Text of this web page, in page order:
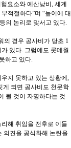
요소와 예산낭비 , 세계
부적절하다”며 “높이에 대
의 논리로 맞서고 있다.
의 경우 공사비가 당초 1
가 있다. 그럼에도 롯데월
하고 있다.
지 못하고 있는 상황에 ,
게 되면 공사비도 천문학
될 것이 자명하다는 것
해 취임을 전후로 이들
의견을 공식화해 논란을